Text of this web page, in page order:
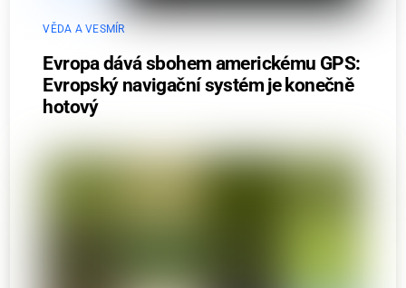
VĚDA A VESMÍR
Evropa dává sbohem americkému GPS:
Evropský navigační systém je konečně
hotový